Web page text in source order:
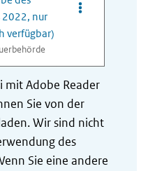
nur
verfügbar)
Opties van
mit Adobe Reader
Sie von der
Wir sind nicht
des
Sie eine andere